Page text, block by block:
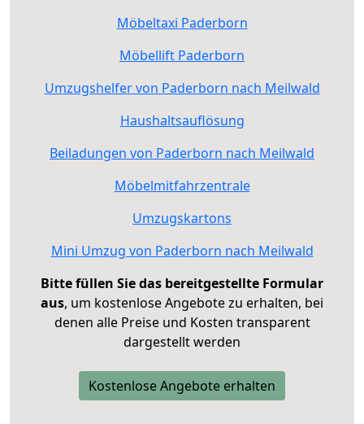
Möbeltaxi Paderborn
Möbellift Paderborn
Umzugshelfer von Paderborn nach Meilwald
Haushaltsauflösung
Beiladungen von Paderborn nach Meilwald
Möbelmitfahrzentrale
Umzugskartons
Mini Umzug von Paderborn nach Meilwald
Bitte füllen Sie das bereitgestellte Formular
aus, um kostenlose Angebote zu erhalten, bei
denen alle Preise und Kosten transparent
dargestellt werden
Kostenlose Angebote erhalten